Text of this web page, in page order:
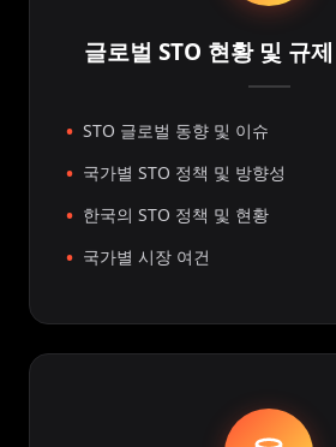
글로벌 STO 현황 및 규
STO 글로벌 동향 및 이슈
국가별 STO 정책 및 방향성
한국의 STO 정책 및 현황
국가별 시장 여건